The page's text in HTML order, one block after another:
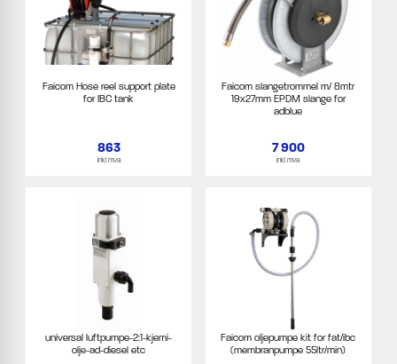
Faicom Hose reel support plate
for IBC tank
863
inkl mva
Faicom slangetrommel m/ 8mtr
19x27mm EPDM slange for
adblue
7 900
inkl mva
universal luftpumpe-2:1-kjemi-
olje-ad-diesel etc
Faicom oljepumpe kit for fat/ibc
(membranpumpe 55ltr/min)